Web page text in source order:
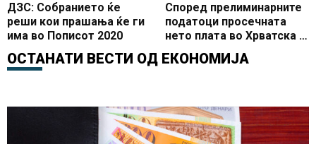
ДЗС: Собранието ќе
реши кои прашања ќе ги
има во Пописот 2020
Според прелиминарните
податоци просечната
нето плата во Хрватска е
835 евра
ОСТАНАТИ ВЕСТИ ОД ЕКОНОМИЈА